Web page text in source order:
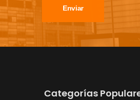
Enviar
Categorías